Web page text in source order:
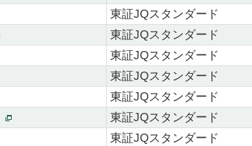
東証JQスタンダード
東証JQスタンダード
東証JQスタンダード
東証JQスタンダード
東証JQスタンダード
東証JQスタンダード
東証JQスタンダード